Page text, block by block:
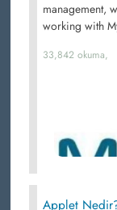
management,
working with
33,842 okuma,
Applet